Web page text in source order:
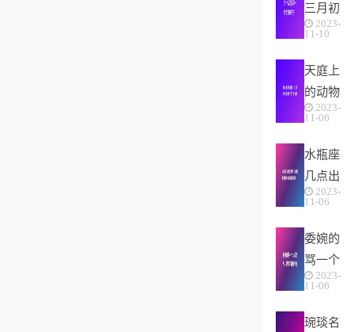
三月初
一的女
好(农
村俗语
“三
2023-
11-10
天庭上
的动物
猜生
二生肖
中为何
没有
2023-
11-06
水瓶座
几点出
生最
瓶座性
格解
析-按
2023-
11-06
委婉的
骂一个
人没教
气不好
2023-
11-06
琬琰名